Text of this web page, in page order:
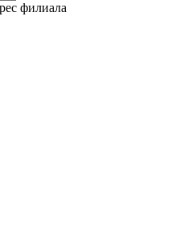
филиала